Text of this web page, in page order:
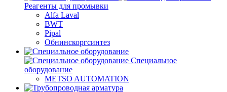
Реагенты для промывки
Alfa Laval
BWT
Pipal
Обнинскоргсинтез
Специальное
оборудование
METSO AUTOMATION